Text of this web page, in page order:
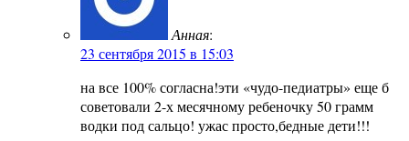
Анная:
23 сентября 2015 в 15:03
на все 100% согласна!эти «чудо-педиатры» еще б
советовали 2-х месячному ребеночку 50 грамм
водки под сальцо! ужас просто,бедные дети!!!